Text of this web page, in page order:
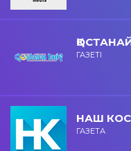
ГАЗЕТІ
НАШ
ГАЗЕТА